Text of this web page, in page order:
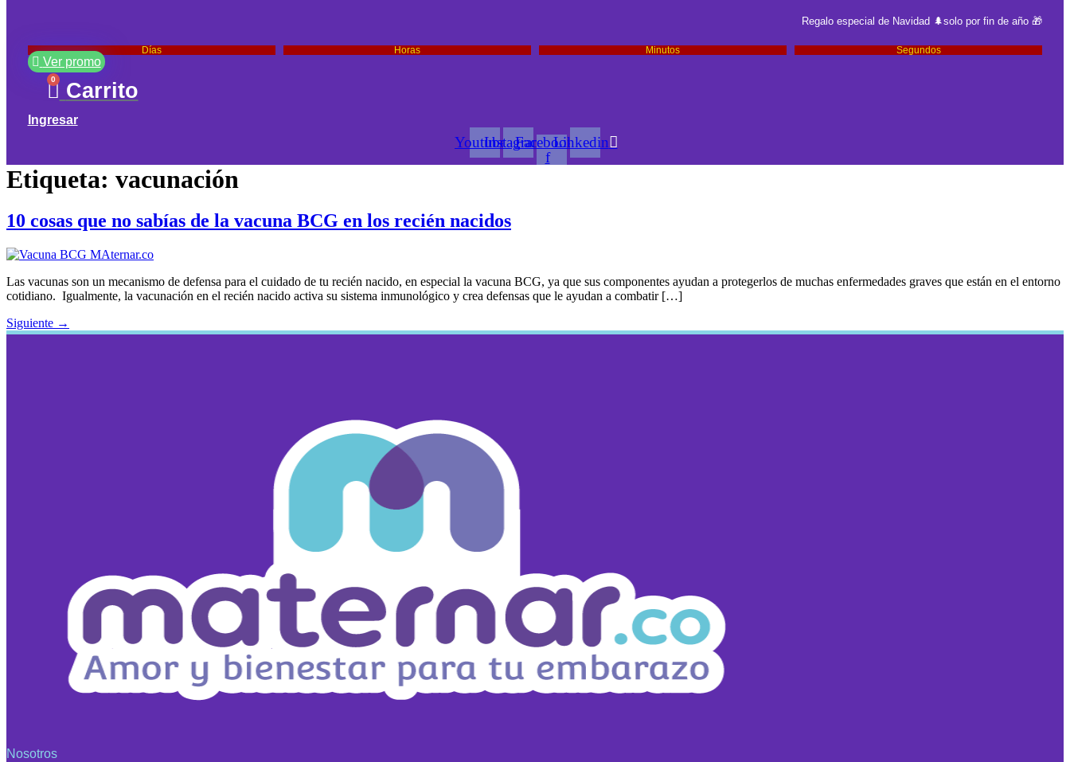
Regalo especial de Navidad 🌲solo por fin de año 🎁
Días Horas Minutos Segundos
Ver promo
0 Carrito
Ingresar
YoutubeInstagramFacebook-
f
Linkedin
Etiqueta: vacunación
10 cosas que no sabías de la vacuna BCG en los recién nacidos
Las vacunas son un mecanismo de defensa para el cuidado de tu recién nacido, en especial la vacuna BCG, ya que sus componentes ayudan a protegerlos de muchas enfermedades graves que están en el entorno
cotidiano. Igualmente, la vacunación en el recién nacido activa su sistema inmunológico y crea defensas que le ayudan a combatir […]
Siguiente →
Nosotros